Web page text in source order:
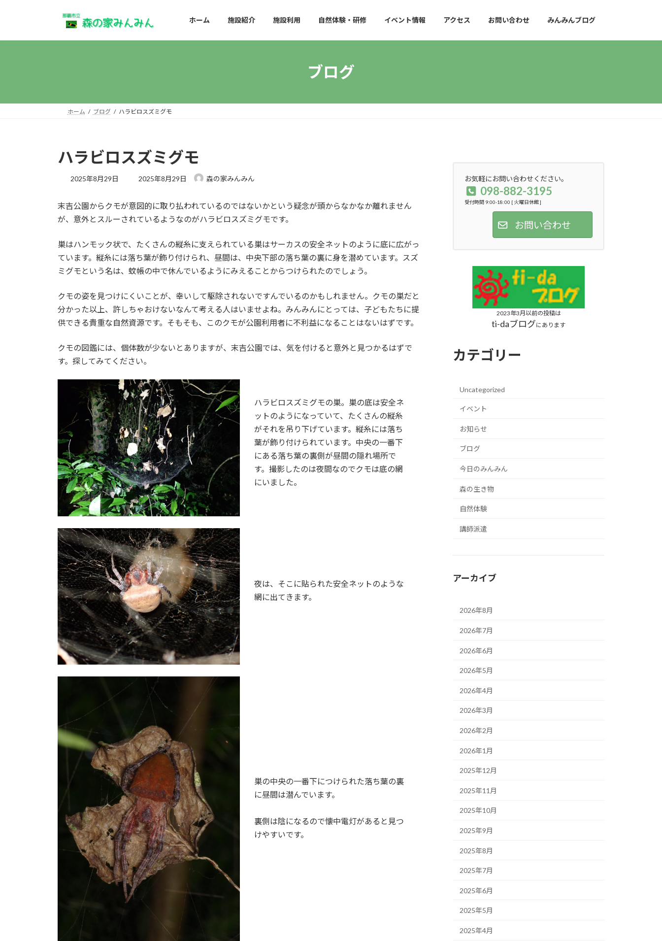
ン
ー
ホーム 施設紹介 施設利用 自然体験・研修 イベント情報 アクセス お問い合わせ みんみんブログ
ブログ
ホーム ブログ ハラビロスズミグモ
ハラビロスズミグモ
2025年8月29日
最
新
日
2025年8月29日 森の家みんみん
末吉公園からクモが意図的に取り払われているのではないかという疑念が頭からなかなか離れません
が、意外とスルーされているようなのがハラビロスズミグモです。
巣はハンモック状で、たくさんの縦糸に支えられている巣はサーカスの安全ネットのように底に広がっ
ています。縦糸には落ち葉が飾り付けられ、昼間は、中央下部の落ち葉の裏に身を潜めています。スズ
ミグモという名は、蚊帳の中で休んでいるようにみえることからつけられたのでしょう。
クモの姿を見つけにくいことが、幸いして駆除されないですんでいるのかもしれません。クモの巣だと
分かった以上、許しちゃおけないなんて考える人はいませよね。みんみんにとっては、子どもたちに提
供できる貴重な自然資源です。そもそも、このクモが公園利用者に不利益になることはないはずです。
クモの図鑑には、個体数が少ないとありますが、末吉公園では、気を付けると意外と見つかるはずで
す。探してみてください。
ハラビロスズミグモの巣。巣の底は安全ネ
ットのようになっていて、たくさんの縦糸
がそれを吊り下げています。縦糸には落ち
葉が飾り付けられています。中央の一番下
にある落ち葉の裏側が昼間の隠れ場所で
す。撮影したのは夜間なのでクモは底の網
にいました。
夜は、そこに貼られた安全ネットのような
網に出てきます。
巣の中央の一番下につけられた落ち葉の裏
に昼間は潜んでいます。
裏側は陰になるので懐中電灯があると見つ
けやすいです。
お気軽にお問い合わせください。
098-882-3195
受付時間 9:00-18:00 [ 火曜日休館 ]
お問い合わせ
2023年3月以前の投稿は
ti-daブログにあります
カテゴリー
Uncategorized
イベント
お知らせ
ブログ
今日のみんみん
森の生き物
自然体験
講師派遣
アーカイブ
2026年8月
2026年7月
2026年6月
2026年5月
2026年4月
2026年3月
2026年2月
2026年1月
2025年12月
2025年11月
2025年10月
2025年9月
2025年8月
2025年7月
2025年6月
2025年5月
2025年4月